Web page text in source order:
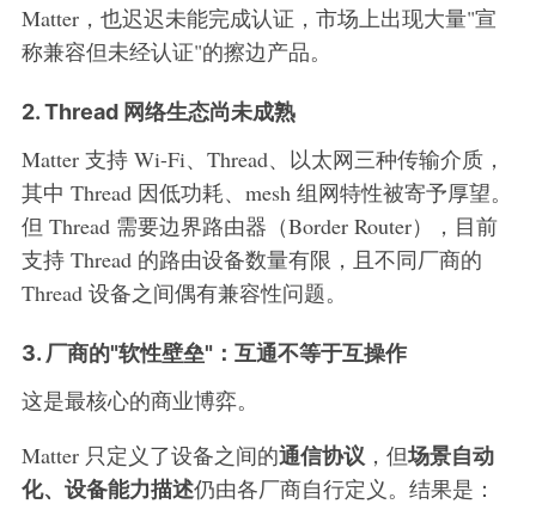
Matter，也迟迟未能完成认证，市场上出现大量"宣
称兼容但未经认证"的擦边产品。
2. Thread 网络生态尚未成熟
Matter 支持 Wi-Fi、Thread、以太网三种传输介质，
其中 Thread 因低功耗、mesh 组网特性被寄予厚望。
但 Thread 需要边界路由器（Border Router），目前
支持 Thread 的路由设备数量有限，且不同厂商的
Thread 设备之间偶有兼容性问题。
3. 厂商的"软性壁垒"：互通不等于互操作
这是最核心的商业博弈。
Matter 只定义了设备之间的通信协议 ，但场景自动
化、设备能力描述仍由各厂商自行定义。结果是：